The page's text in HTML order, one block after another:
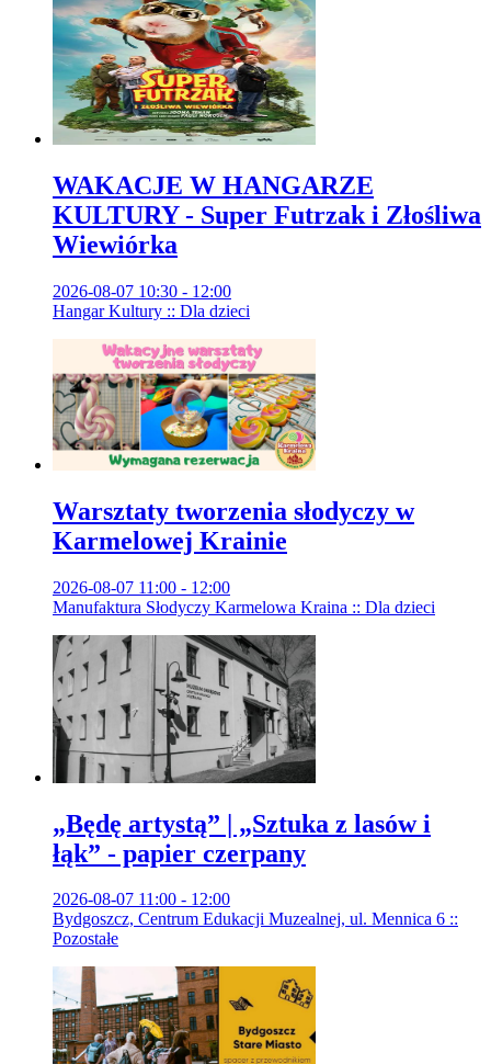
WAKACJE W HANGARZE
KULTURY - Super Futrzak i Złośliwa
Wiewiórka
2026-08-07 10:30 - 12:00
Hangar Kultury :: Dla dzieci
Warsztaty tworzenia słodyczy w
Karmelowej Krainie
2026-08-07 11:00 - 12:00
Manufaktura Słodyczy Karmelowa Kraina :: Dla dzieci
„Będę artystą” | „Sztuka z lasów i
łąk” - papier czerpany
2026-08-07 11:00 - 12:00
Bydgoszcz, Centrum Edukacji Muzealnej, ul. Mennica 6 ::
Pozostałe